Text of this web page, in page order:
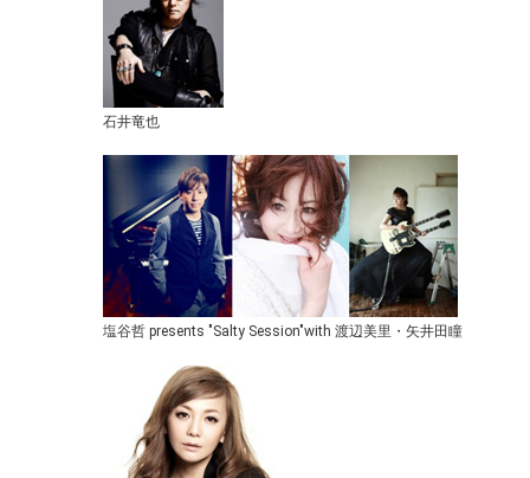
石井竜也
塩谷哲 presents "Salty Session"with 渡辺美里・矢井田瞳